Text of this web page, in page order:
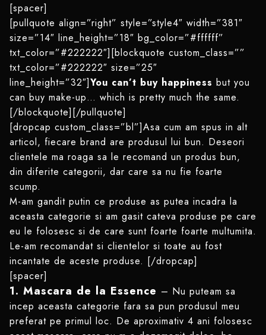
[spacer]
[pullquote align=”right” style=”style4″ width=”381″
size=”14″ line_height=”18″ bg_color=”#ffffff”
txt_color=”#222222″][blockquote custom_class=””
txt_color=”#222222″ size=”25″
line_height=”32″]You can’t buy happiness but you
can buy make-up… which is pretty much the same.
[/blockquote][/pullquote]
[dropcap custom_class=”bl”]Asa cum am spus in alt
articol, fiecare brand are produsul lui bun. Deseori
clientele ma roaga sa le recomand un produs bun,
din diferite categorii, dar care sa nu fie foarte
scump.
M-am gandit putin ce produse as putea incadra la
aceasta categorie si am gasit cateva produse pe care
eu le folosesc si de care sunt foarte foarte multumita.
Le-am recomandat si clientelor si toate au fost
incantate de aceste produse. [/dropcap]
[spacer]
1. Mascara de la Essence – Nu puteam sa
incep aceasta categorie fara sa pun produsul meu
preferat pe primul loc. De aproximativ 4 ani folosesc